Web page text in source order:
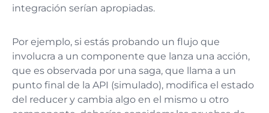
integración serían apropiadas​​.
Por ejemplo, si estás probando un flujo que
involucra a un componente que lanza una acción,
que es observada por una saga, que llama a un
punto final de la API (simulado), modifica el estado
del reducer y cambia algo en el mismo u otro